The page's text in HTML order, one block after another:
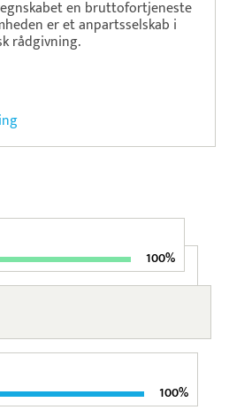
en bruttofortjeneste
er et anpartsselskab i
rådgivning.
100%
100%